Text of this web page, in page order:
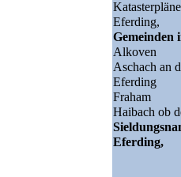
Eferding,
Gemeinden
Alkoven
Aschach an
Eferding
Fraham
Haibach ob
Eferding,